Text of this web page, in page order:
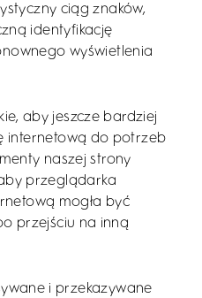
ciąg znaków,
identyfikację
wyświetlenia
aby jeszcze bardziej
internetową do potrzeb
naszej strony
przeglądarka
mogła być
przejściu na inną
i przekazywane